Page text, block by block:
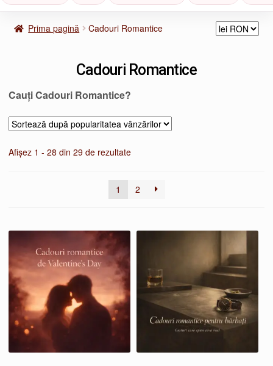
Prima pagină Cadouri Romantice
Cadouri Romantice
Cauți Cadouri Romantice?
Afișez 1 - 28 din 29 de rezultateSortat
1
2